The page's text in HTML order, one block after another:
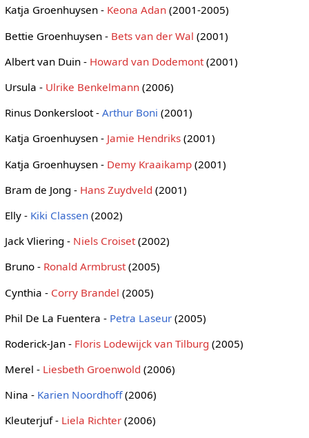
Katja Groenhuysen - Keona Adan(2001-2005)
Bettie Groenhuysen - Bets van der Wal (2001)
Albert van Duin - Howard van Dodemont(2001)
Ursula - Ulrike Benkelmann(2006)
Rinus Donkersloot - Arthur Boni (2001)
Katja Groenhuysen - Jamie Hendriks(2001)
Katja Groenhuysen - Demy Kraaikamp(2001)
Bram de Jong - Hans Zuydveld (2001)
Elly - Kiki Classen(2002)
Jack Vliering - Niels Croiset(2002)
Bruno - Ronald Armbrust(2005)
Cynthia - Corry Brandel (2005)
Phil De La Fuentera - Petra Laseur(2005)
Roderick-Jan - Floris Lodewijck van Tilburg (2005)
Merel - Liesbeth Groenwold (2006)
Nina - Karien Noordhoff(2006)
Kleuterjuf - Liela Richter(2006)